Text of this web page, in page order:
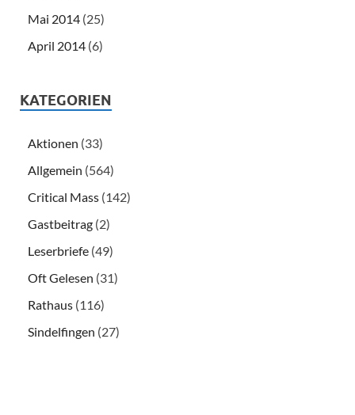
Mai 2014 (25)
April 2014 (6)
KATEGORIEN
Aktionen (33)
Allgemein (564)
Critical Mass (142)
Gastbeitrag (2)
Leserbriefe (49)
Oft Gelesen (31)
Rathaus (116)
Sindelfingen (27)